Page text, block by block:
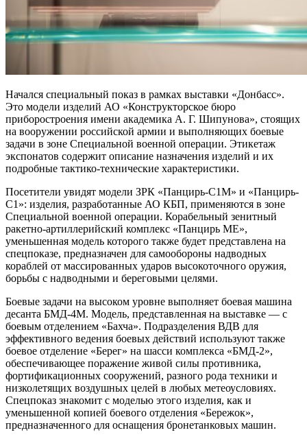
Начался специальный показ в рамках выставки «Донбасс».
Это модели изделий АО «Конструкторское бюро
приборостроения имени академика А. Г. Шипунова», стоящих
на вооружении российской армии и выполняющих боевые
задачи в зоне Специальной военной операции. Этикетаж
экспонатов содержит описание назначения изделий и их
подробные тактико-технические характеристики.
Посетители увидят модели ЗРК «Панцирь-С1М» и «Панцирь-
С1»: изделия, разработанные АО КБП, применяются в зоне
Специальной военной операции. Корабельный зенитный
ракетно-артиллерийский комплекс «Панцирь МЕ»,
уменьшенная модель которого также будет представлена на
спецпоказе, предназначен для самообороны надводных
кораблей от массированных ударов высокоточного оружия,
борьбы с надводными и береговыми целями.
Боевые задачи на высоком уровне выполняет боевая машина
десанта БМД-4М. Модель, представленная на выставке — с
боевым отделением «Бахча». Подразделения ВДВ для
эффективного ведения боевых действий используют также
боевое отделение «Берег» на шасси комплекса «БМД-2»,
обеспечивающее поражение живой силы противника,
фортификационных сооружений, разного рода техники и
низколетящих воздушных целей в любых метеоусловиях.
Спецпоказ знакомит с моделью этого изделия, как и
уменьшенной копией боевого отделения «Бережок»,
предназначенного для оснащения бронетанковых машин.